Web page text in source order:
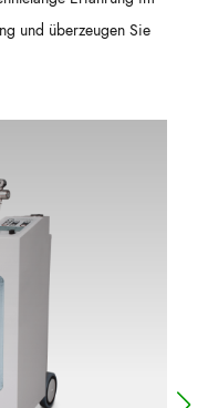
und überzeugen Sie